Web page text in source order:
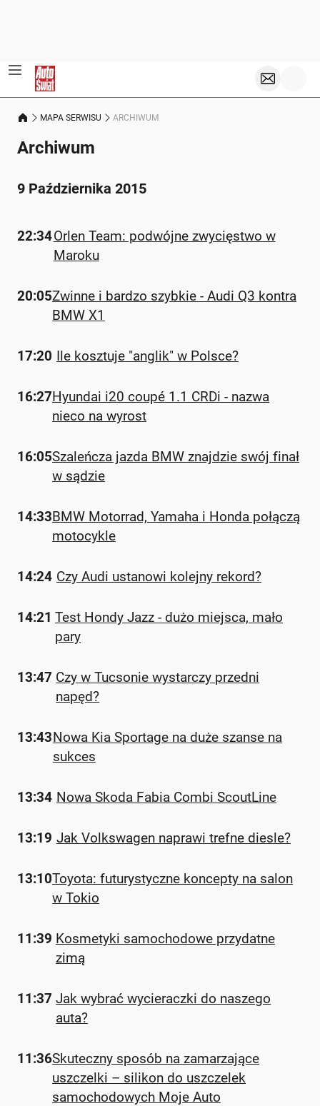
MAPA SERWISU ARCHIWUM
Archiwum
9 Października 2015
22:34Orlen Team: podwójne zwycięstwo w
Maroku
20:05Zwinne i bardzo szybkie - Audi Q3 kontra
BMW X1
17:20 Ile kosztuje "anglik" w Polsce?
16:27Hyundai i20 coupé 1.1 CRDi - nazwa
nieco na wyrost
16:05Szaleńcza jazda BMW znajdzie swój finał
w sądzie
14:33BMW Motorrad, Yamaha i Honda połączą
motocykle
14:24 Czy Audi ustanowi kolejny rekord?
14:21 Test Hondy Jazz - dużo miejsca, mało
pary
13:47 Czy w Tucsonie wystarczy przedni
napęd?
13:43Nowa Kia Sportage na duże szanse na
sukces
13:34 Nowa Skoda Fabia Combi ScoutLine
13:19 Jak Volkswagen naprawi trefne diesle?
13:10Toyota: futurystyczne koncepty na salon
w Tokio
11:39 Kosmetyki samochodowe przydatne
zimą
11:37 Jak wybrać wycieraczki do naszego
auta?
11:36Skuteczny sposób na zamarzające
uszczelki – silikon do uszczelek
samochodowych Moje Auto